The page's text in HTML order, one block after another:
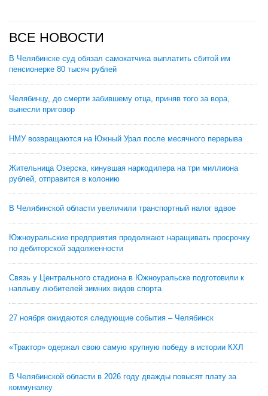
ВСЕ НОВОСТИ
В Челябинске суд обязал самокатчика выплатить сбитой им
пенсионерке 80 тысяч рублей
Челябинцу, до смерти забившему отца, приняв того за вора,
вынесли приговор
НМУ возвращаются на Южный Урал после месячного перерыва
Жительница Озерска, кинувшая наркодилера на три миллиона
рублей, отправится в колонию
В Челябинской области увеличили транспортный налог вдвое
Южноуральские предприятия продолжают наращивать просрочку
по дебиторской задолженности
Связь у Центрального стадиона в Южноуральске подготовили к
наплыву любителей зимних видов спорта
27 ноября ожидаются следующие события – Челябинск
«Трактор» одержал свою самую крупную победу в истории КХЛ
В Челябинской области в 2026 году дважды повысят плату за
коммуналку